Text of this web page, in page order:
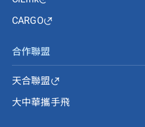
CARGO
合作聯盟
天合聯盟
大中華攜手飛